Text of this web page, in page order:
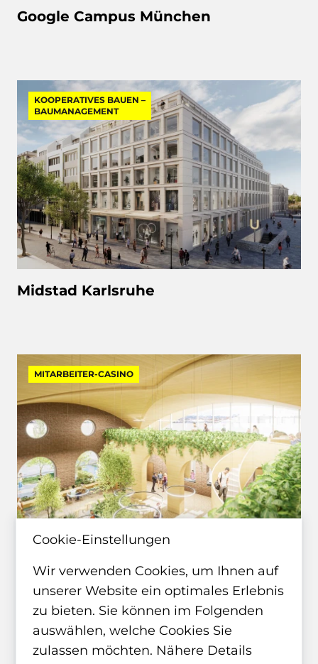
Google Campus München
KOOPERATIVES BAUEN –
BAUMANAGEMENT
Midstad Karlsruhe
MITARBEITER-CASINO
Hoepfner "Kesselhaus", Karlsruhe
WETTBEWERB
Cookie-Einstellungen
Wir verwenden Cookies, um Ihnen auf
unserer Website ein optimales Erlebnis
zu bieten. Sie können im Folgenden
auswählen, welche Cookies Sie
zulassen möchten. Nähere Details